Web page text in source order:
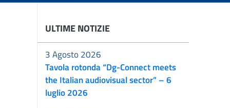
ULTIME NOTIZIE
Tavola rotonda “Dg-Connect meets
the Italian audiovisual sector” – 6
luglio 2026
3 Agosto 2026